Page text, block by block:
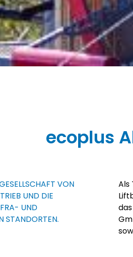
ecoplus
VON
UND DIE
UND
STANDORTEN.
Als